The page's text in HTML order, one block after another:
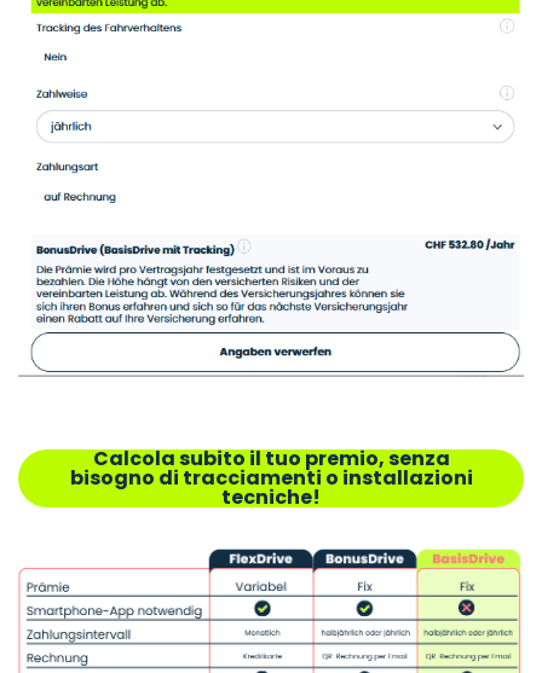
Calcola subito il tuo premio, senza
bisogno di tracciamenti o installazioni
tecniche!